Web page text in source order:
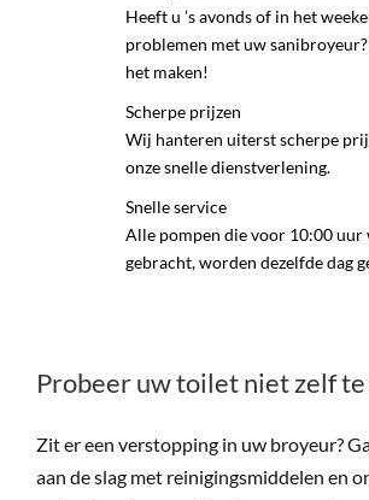
Heeft u ’s avonds of in het
problemen met uw
het maken!
Scherpe prijzen
Wij hanteren uiterst scherpe
onze snelle dienstverlening.
Snelle service
Alle pompen die voor 10:00 uur
gebracht, worden dezelfde dag
Probeer uw toilet niet zelf
Zit er een verstopping in uw broyeur?
aan de slag met reinigingsmiddelen en